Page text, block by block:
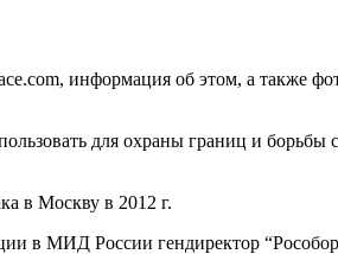
информация об этом, а также
для охраны границ и борьбы
в Москву в 2012 г.
в МИД России гендиректор